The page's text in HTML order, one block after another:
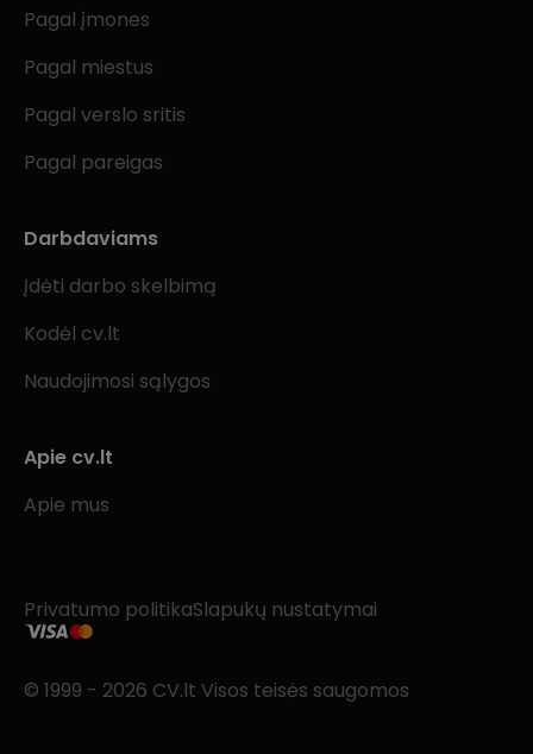
Pagal įmones
Pagal miestus
Pagal verslo sritis
Pagal pareigas
Darbdaviams
Įdėti darbo skelbimą
Kodėl cv.lt
Naudojimosi sąlygos
Apie cv.lt
Apie mus
Privatumo politikaSlapukų nustatymai
© 1999 - 2026 CV.lt Visos teisės saugomos